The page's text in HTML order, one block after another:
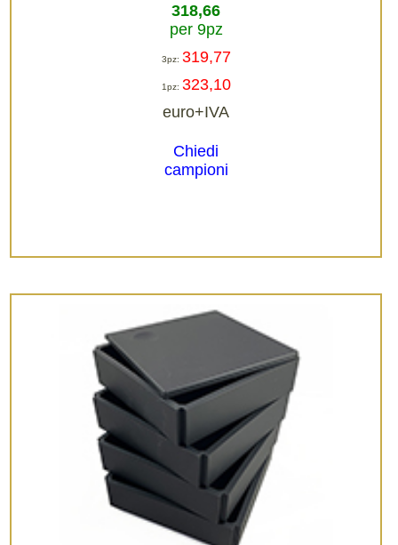
318,66
per 9pz
3pz: 319,77
1pz: 323,10
euro+IVA
Chiedi
campioni